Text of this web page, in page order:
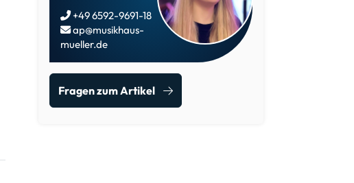
+49 6592-9691-18
ap@musikhaus-
mueller.de
Fragen zum Artikel